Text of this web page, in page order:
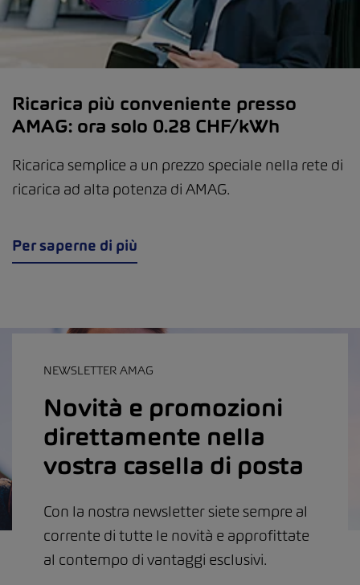
Ricarica più conveniente presso
AMAG: ora solo 0.28 CHF/kWh
Ricarica semplice a un prezzo speciale nella rete di
ricarica ad alta potenza di AMAG.
Per saperne di più
NEWSLETTER AMAG
Novità e promozioni
direttamente nella
vostra casella di posta
Con la nostra newsletter siete sempre al
corrente di tutte le novità e approfittate
al contempo di vantaggi esclusivi.